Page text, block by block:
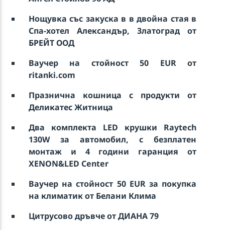
Нощувка със закуска в в двойна стая в
Спа-хотел Александър, Златоград от
БРЕЙТ ООД
Ваучер на стойност 50 EUR от
ritanki.com
Празнична кошница с продукти от
Деликатес Житница
Два комплекта LED крушки Raytech
130W за автомобил, с безплатен
монтаж и 4 години гаранция от
XENON&LED Center
Ваучер на стойност 50 EUR за покупка
на климатик от Белани Клима
Цитрусово дръвче от ДИАНА 79